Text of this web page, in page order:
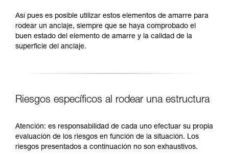
Así pues es posible utilizar estos elementos de amarre para
rodear un anclaje, siempre que se haya comprobado el
buen estado del elemento de amarre y la calidad de la
superficie del anclaje.
Riesgos específicos al rodear una estructura
Atención: es responsabilidad de cada uno efectuar su propia
evaluación de los riesgos en función de la situación. Los
riesgos presentados a continuación no son exhaustivos.